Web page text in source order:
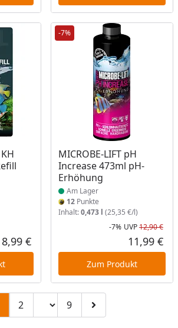
Aktueller Preis
8,99 €
-7%
MICROBE-LIFT pH
Increase 473ml pH-
Erhöhung
Produkt am Lager
Am Lager
12Punkte
Inhalt:0,473 l (25,35 €/l)
-7% UVP12,90 €
11,99 €
Zum Produkt
Zu Seite 2
2 Seitenzahl ändern
Zu Seite 9
9 Zur nächsten Seite